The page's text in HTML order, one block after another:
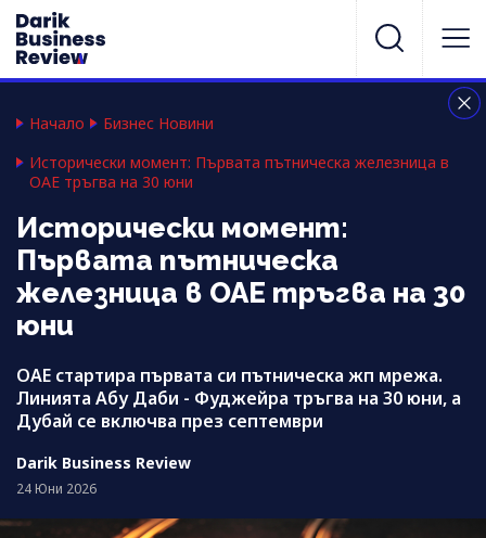
Начало
Бизнес Новини
Исторически момент: Първата пътническа железница в
ОАЕ тръгва на 30 юни
Исторически момент:
Първата пътническа
железница в ОАЕ тръгва на 30
юни
ОАЕ стартира първата си пътническа жп мрежа.
Линията Абу Даби - Фуджейра тръгва на 30 юни, а
Дубай се включва през септември
Darik Business Review
24 Юни 2026